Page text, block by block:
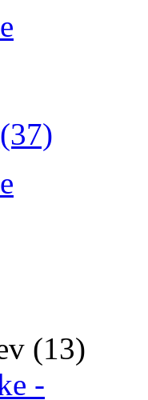
(37)
(13)